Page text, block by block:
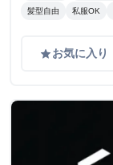
髪型自由 私服OK
gradeお気に入り